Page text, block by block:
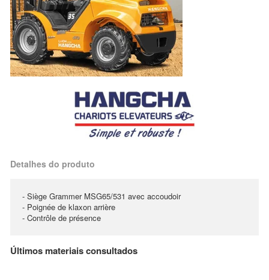
Detalhes do produto
- Siège Grammer MSG65/531 avec accoudoir
- Poignée de klaxon arrière
- Contrôle de présence
Últimos materiais consultados